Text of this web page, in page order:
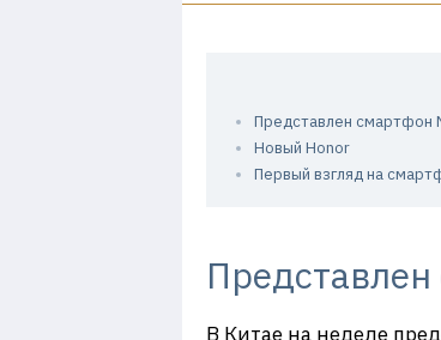
Представлен смартфон
Новый Honor
Первый взгляд на
В Китае на неделе